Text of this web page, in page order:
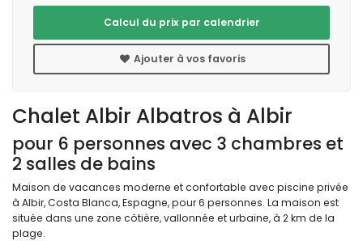
Chalet Albir Albatros à Albir
pour 6 personnes avec 3 chambres et
2 salles de bains
Maison de vacances moderne et confortable avec piscine privée
à Albir, Costa Blanca, Espagne, pour 6 personnes. La maison est
située dans une zone côtière, vallonnée et urbaine, à 2 km de la
plage.
Calcul du prix par calendrier
Ajouter à vos favoris